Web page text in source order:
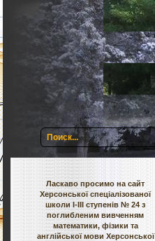
Ласкаво просимо на сайт
Херсонської спеціалізованої
школи І-ІІІ ступенів № 24 з
поглибленим вивченням
математики, фізики та
англійської мови Херсонської